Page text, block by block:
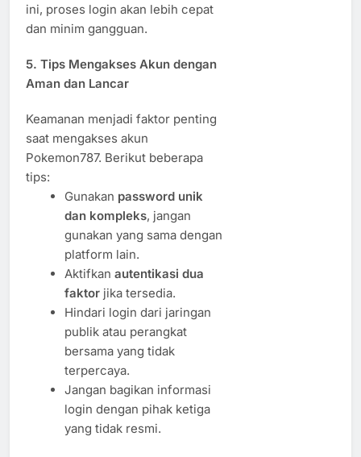
ini, proses login akan lebih cepat
dan minim gangguan.
5. Tips Mengakses Akun dengan
Aman dan Lancar
Keamanan menjadi faktor penting
saat mengakses akun
Pokemon787. Berikut beberapa
tips:
Gunakan password unik
dan kompleks, jangan
gunakan yang sama dengan
platform lain.
Aktifkan autentikasi dua
faktorjika tersedia.
Hindari login dari jaringan
publik atau perangkat
bersama yang tidak
terpercaya.
Jangan bagikan informasi
login dengan pihak ketiga
yang tidak resmi.